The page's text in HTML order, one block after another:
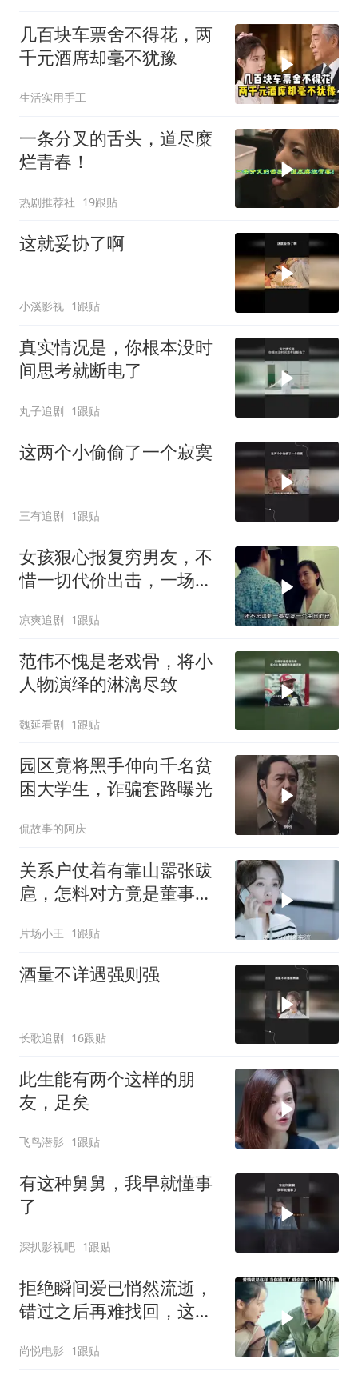
几百块车票舍不得花，两
千元酒席却毫不犹豫
生活实用手工
一条分叉的舌头，道尽糜
烂青春！
热剧推荐社 19跟贴
这就妥协了啊
小溪影视 1跟贴
真实情况是，你根本没时
间思考就断电了
丸子追剧 1跟贴
这两个小偷偷了一个寂寞
三有追剧 1跟贴
女孩狠心报复穷男友，不
惜一切代价出击，一场情
凉爽追剧 1跟贴
范伟不愧是老戏骨，将小
人物演绎的淋漓尽致
魏延看剧 1跟贴
园区竟将黑手伸向千名贫
困大学生，诈骗套路曝光
侃故事的阿庆
关系户仗着有靠山嚣张跋
扈，怎料对方竟是董事长
片场小王 1跟贴
酒量不详遇强则强
长歌追剧 16跟贴
此生能有两个这样的朋
友，足矣
飞鸟潜影 1跟贴
有这种舅舅，我早就懂事
了
深扒影视吧 1跟贴
拒绝瞬间爱已悄然流逝，
错过之后再难找回，这份
尚悦电影 1跟贴